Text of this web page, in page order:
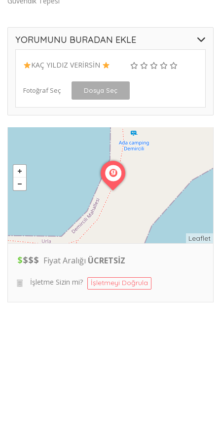
YORUMUNU BURADAN EKLE
KAÇ YILDIZ VERİRSİN
Fotoğraf Seç Dosya Seç
Leaflet
$$$$ Fiyat Aralığı ÜCRETSİZ
İşletme Sizin mi? İşletmeyi Doğrula